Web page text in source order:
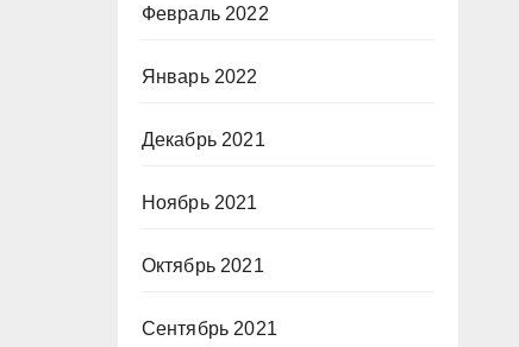
Февраль 2022
Январь 2022
Декабрь 2021
Ноябрь 2021
Октябрь 2021
Сентябрь 2021